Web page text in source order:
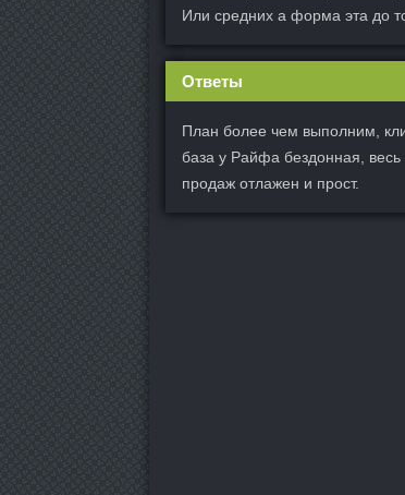
Или средних а форма эта до
Ответы
План более чем выполним,
база у Райфа бездонная, весь
продаж отлажен и прост.